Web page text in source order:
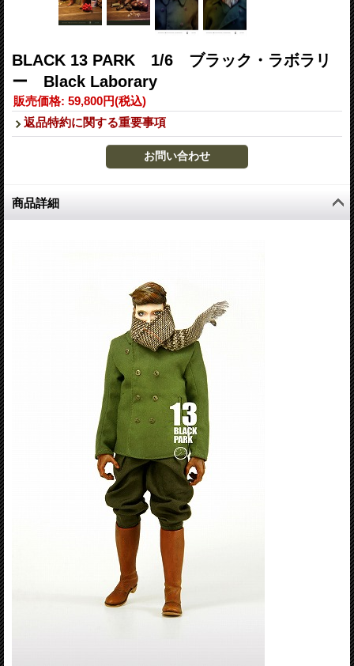
BLACK 13 PARK 1/6 ブラック・ラボラリ
ー Black Laborary
販売価格: 59,800円(税込)
返品特約に関する重要事項
商品詳細